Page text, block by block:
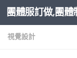
Skip to content
團體服訂做,團體
視覺設計